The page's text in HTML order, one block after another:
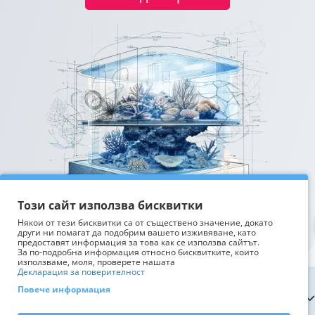
Информация
Този сайт използва бисквитки
Някои от тези бисквитки са от съществено значение, докато
други ни помагат да подобрим вашето изживяване, като
предоставят информация за това как се използва сайтът.
За по-подробна информация относно бисквитките, които
използваме, моля, проверете нашата
Декларация за поверителност
Повече информация